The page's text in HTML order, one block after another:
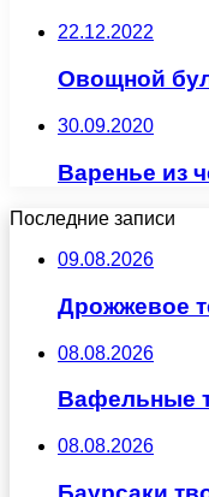
22.12.2022
Овощной
30.09.2020
Варенье из
Последние записи
09.08.2026
Дрожжевое
08.08.2026
Вафельные
08.08.2026